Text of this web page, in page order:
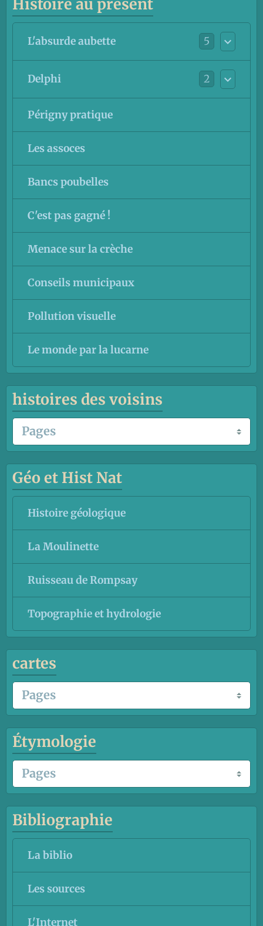
Histoire au présent
L'absurde aubette 5
Delphi 2
Périgny pratique
Les assoces
Bancs poubelles
C'est pas gagné !
Menace sur la crèche
Conseils municipaux
Pollution visuelle
Le monde par la lucarne
histoires des voisins
Géo et Hist Nat
Histoire géologique
La Moulinette
Ruisseau de Rompsay
Topographie et hydrologie
cartes
Étymologie
Bibliographie
La biblio
Les sources
L'Internet